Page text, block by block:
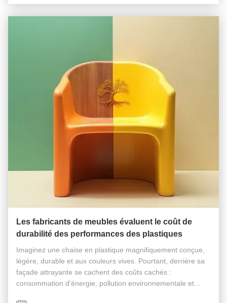
Les fabricants de meubles évaluent le coût de
durabilité des performances des plastiques
Imaginez une chaise en plastique magnifiquement conçue,
légère, durable et aux couleurs vives. Pourtant, derrière sa
façade attrayante se cachent des coûts cachés :
consommation d'énergie, pollution environnementale et